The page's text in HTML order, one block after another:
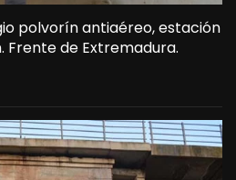
polvorín antiaéreo, estación
de Extremadura.